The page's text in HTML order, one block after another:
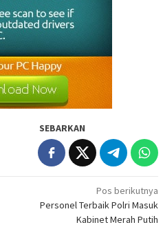
SEBARKAN
Pos berikutnya
Personel Terbaik Polri Masuk
Kabinet Merah Putih